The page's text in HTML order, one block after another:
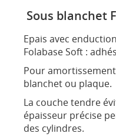
Sous blanchet
Epais avec
Folabase Soft :
Pour
blanchet ou plaque.
La couche tendre
épaisseur précise
des cylindres.